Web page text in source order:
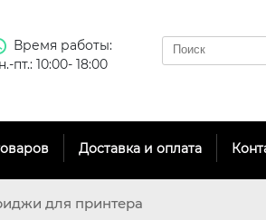
Время работы:
пт.: 10:00- 18:00
Доставка и оплата
для принтера